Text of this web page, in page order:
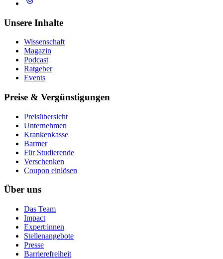
Unsere Inhalte
Wissenschaft
Magazin
Podcast
Ratgeber
Events
Preise & Vergünstigungen
Preisübersicht
Unternehmen
Krankenkasse
Barmer
Für Studierende
Ver­schen­ken
Coupon einlösen
Über uns
Das Team
Impact
Expert:innen
Stellenangebote
Presse
Barrierefreiheit